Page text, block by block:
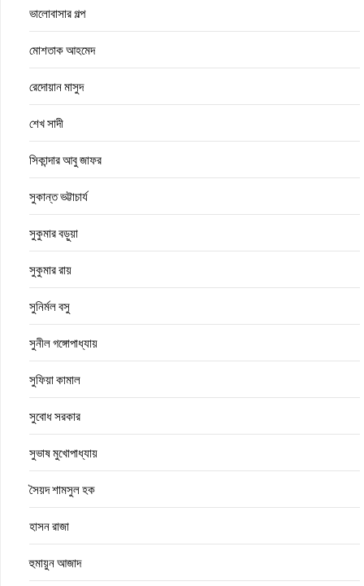
ভালোবাসার গল্প
মোশতাক আহমেদ
রেদোয়ান মাসুদ
শেখ সাদী
সিকান্দার আবু জাফর
সুকান্ত ভট্টাচার্য
সুকুমার বড়ুয়া
সুকুমার রায়
সুনির্মল বসু
সুনীল গঙ্গোপাধ্যায়
সুফিয়া কামাল
সুবোধ সরকার
সুভাষ মুখোপাধ্যায়
সৈয়দ শামসুল হক
হাসন রাজা
হুমায়ুন আজাদ